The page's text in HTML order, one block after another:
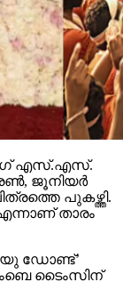
എസ്.എസ്.
ജൂനിയര്‍
പുകഴ്ത്തി.
താരം
യു ഡോണ്ട്’
ടൈംസിന്